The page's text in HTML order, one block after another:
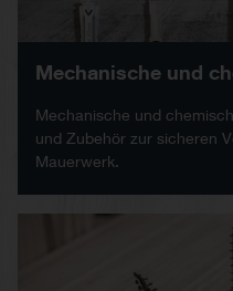
Mechanische und
Mechanische und
und Zubehör zur sicheren
Mauerwerk.